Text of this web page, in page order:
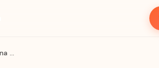
Chef de Culinária Coreana em Belo Horizonte: K-Food Autêntico e Churrasco Coreano na Sua Mesa